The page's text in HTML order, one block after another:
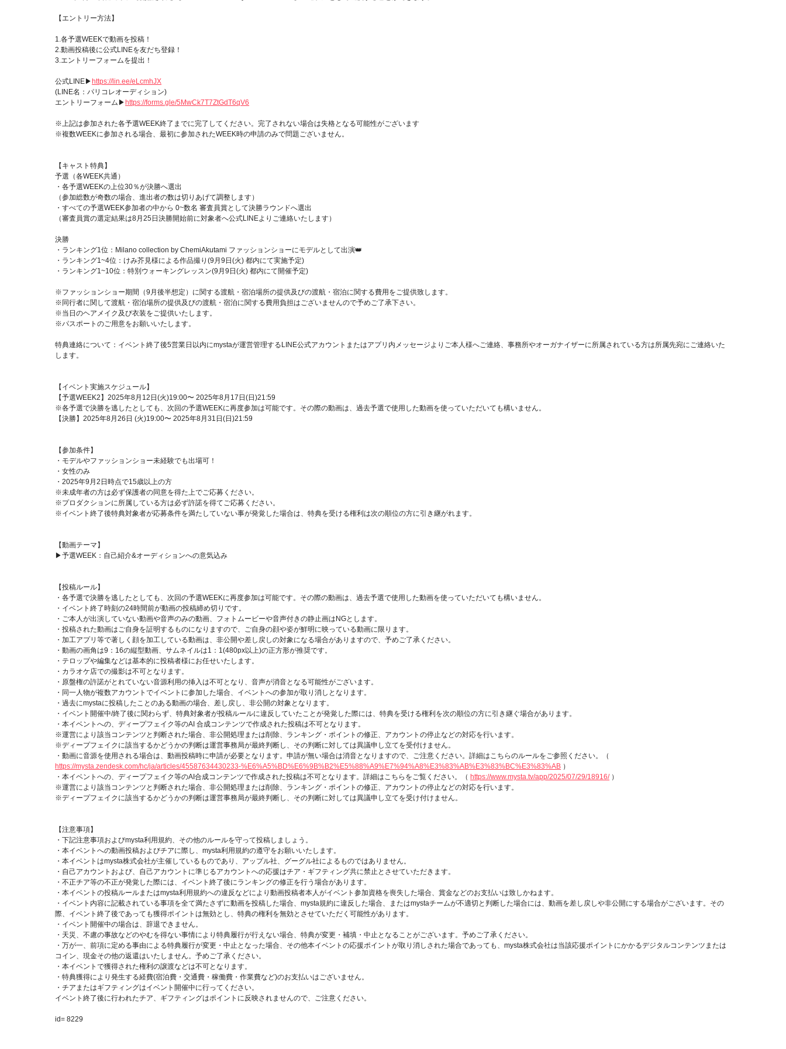
【エントリー方法】
1.各予選WEEKで動画を投稿！
2.動画投稿後に公式LINEを友だち登録！
3.エントリーフォームを提出！
公式LINE▶ https://lin.ee/eLcmhJX
(LINE名：パリコレオーディション)
エントリーフォーム▶ https://forms.gle/5MwCk7T7ZtGdT6qV6
※上記は参加された各予選WEEK終了までに完了してください。完了されない場合は失格となる可能性がございます
※複数WEEKに参加される場合、最初に参加されたWEEK時の申請のみで問題ございません。
【キャスト特典】
予選（各WEEK共通）
・各予選WEEKの上位30％が決勝へ選出
（参加総数が奇数の場合、進出者の数は切りあげて調整します）
・すべての予選WEEK参加者の中から 0~数名 審査員賞として決勝ラウンドへ選出
（審査員賞の選定結果は8月25日決勝開始前に対象者へ公式LINEよりご連絡いたします）
決勝
・ランキング1位：Milano collection by ChemiAkutami ファッションショーにモデルとして出演👑
・ランキング1~4位：けみ芥見様による作品撮り(9月9日(火) 都内にて実施予定)
・ランキング1~10位：特別ウォーキングレッスン(9月9日(火) 都内にて開催予定)
※ファッションショー期間（9月後半想定）に関する渡航・宿泊場所の提供及びの渡航・宿泊に関する費用をご提供致します。
※同行者に関して渡航・宿泊場所の提供及びの渡航・宿泊に関する費用負担はございませんので予めご了承下さい。
※当日のヘアメイク及び衣装をご提供いたします。
※パスポートのご用意をお願いいたします。
特典連絡について：イベント終了後5営業日以内にmystaが運営管理するLINE公式アカウントまたはアプリ内メッセージよりご本人様へご連絡、事務所やオーガナイザーに所属されている方は所属先宛にご連絡いた
します。
【イベント実施スケジュール】
【予選WEEK2】2025年8月12日(火)19:00〜 2025年8月17日(日)21:59
※各予選で決勝を逃したとしても、次回の予選WEEKに再度参加は可能です。その際の動画は、過去予選で使用した動画を使っていただいても構いません。
【決勝】2025年8月26日 (火)19:00〜 2025年8月31日(日)21:59
【参加条件】
・モデルやファッションショー未経験でも出場可！
・女性のみ
・2025年9月2日時点で15歳以上の方
※未成年者の方は必ず保護者の同意を得た上でご応募ください。
※プロダクションに所属している方は必ず許諾を得てご応募ください。
※イベント終了後特典対象者が応募条件を満たしていない事が発覚した場合は、特典を受ける権利は次の順位の方に引き継がれます。
【動画テーマ】
▶予選WEEK：自己紹介&オーディションへの意気込み
【投稿ルール】
・各予選で決勝を逃したとしても、次回の予選WEEKに再度参加は可能です。その際の動画は、過去予選で使用した動画を使っていただいても構いません。
・イベント終了時刻の24時間前が動画の投稿締め切りです。
・ご本人が出演していない動画や音声のみの動画、フォトムービーや音声付きの静止画はNGとします。
・投稿された動画はご自身を証明するものになりますので、ご自身の顔や姿が鮮明に映っている動画に限ります。
・加工アプリ等で著しく顔を加工している動画は、非公開や差し戻しの対象になる場合がありますので、予めご了承ください。
・動画の画角は9：16の縦型動画、サムネイルは1：1(480px以上)の正方形が推奨です。
・テロップや編集などは基本的に投稿者様にお任せいたします。
・カラオケ店での撮影は不可となります。
・原盤権の許諾がとれていない音源利用の挿入は不可となり、音声が消音となる可能性がございます。
・同一人物が複数アカウントでイベントに参加した場合、イベントへの参加が取り消しとなります。
・過去にmystaに投稿したことのある動画の場合、差し戻し、非公開の対象となります。
・イベント開催中/終了後に関わらず、特典対象者が投稿ルールに違反していたことが発覚した際には、特典を受ける権利を次の順位の方に引き継ぐ場合があります。
・本イベントへの、ディープフェイク等のAI 合成コンテンツで作成された投稿は不可となります。
※運営により該当コンテンツと判断された場合、非公開処理または削除、ランキング・ポイントの修正、アカウントの停止などの対応を行います。
※ディープフェイクに該当するかどうかの判断は運営事務局が最終判断し、その判断に対しては異議申し立てを受付けません。
・動画に音源を使用される場合は、動画投稿時に申請が必要となります。申請が無い場合は消音となりますので、ご注意ください。詳細はこちらのルールをご参照ください。（
https://mysta.zendesk.com/hc/ja/articles/45587634430233-%E6%A5%BD%E6%9B%B2%E5%88%A9%E7%94%A8%E3%83%AB%E3%83%BC%E3%83%AB ）
・本イベントへの、ディープフェイク等のAI合成コンテンツで作成された投稿は不可となります。詳細はこちらをご覧ください。（ https://www.mysta.tv/app/2025/07/29/18916/）
※運営により該当コンテンツと判断された場合、非公開処理または削除、ランキング・ポイントの修正、アカウントの停止などの対応を行います。
※ディープフェイクに該当するかどうかの判断は運営事務局が最終判断し、その判断に対しては異議申し立てを受け付けません。
【注意事項】
・下記注意事項およびmysta利用規約、その他のルールを守って投稿しましょう。
・本イベントへの動画投稿およびチアに際し、mysta利用規約の遵守をお願いいたします。
・本イベントはmysta株式会社が主催しているものであり、アップル社、グーグル社によるものではありません。
・自己アカウントおよび、自己アカウントに準じるアカウントへの応援はチア・ギフティング共に禁止とさせていただきます。
・不正チア等の不正が発覚した際には、イベント終了後にランキングの修正を行う場合があります。
・本イベントの投稿ルールまたはmysta利用規約への違反などにより動画投稿者本人がイベント参加資格を喪失した場合、賞金などのお支払いは致しかねます。
・イベント内容に記載されている事項を全て満たさずに動画を投稿した場合、mysta規約に違反した場合、またはmystaチームが不適切と判断した場合には、動画を差し戻しや非公開にする場合がございます。その
際、イベント終了後であっても獲得ポイントは無効とし、特典の権利を無効とさせていただく可能性があります。
・イベント開催中の場合は、辞退できません。
・天災、不慮の事故などのやむを得ない事情により特典履行が行えない場合、特典が変更・補填・中止となることがございます。予めご了承ください。
・万が一、前項に定める事由による特典履行が変更・中止となった場合、その他本イベントの応援ポイントが取り消しされた場合であっても、mysta株式会社は当該応援ポイントにかかるデジタルコンテンツまたは
コイン、現金その他の返還はいたしません。予めご了承ください。
・本イベントで獲得された権利の譲渡などは不可となります。
・特典獲得により発生する経費(宿泊費・交通費・稼働費・作業費など)のお支払いはございません。
・チアまたはギフティングはイベント開催中に行ってください。
イベント終了後に行われたチア、ギフティングはポイントに反映されませんので、ご注意ください。
id= 8229